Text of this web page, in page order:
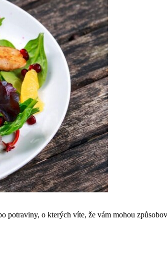
potraviny, o kterých víte, že vám mohou